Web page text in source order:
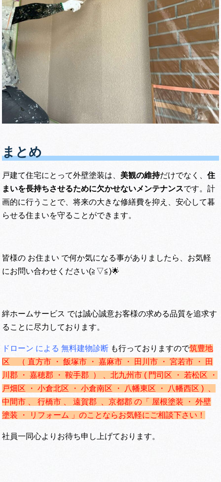
まとめ
戸建て住宅にとって外壁塗装は、美観の維持だけでなく、住
まいを長持ちさせるために欠かせないメンテナンスです。計
画的に行うことで、将来の大きな修繕費を抑え、安心して暮
らせる住まいを守ることができます。
皆様の お住まい で何か気になる事がありましたら、お気軽
にお問い合わせください(≧▽≦)🌟
絆ホームサービス では誠心誠意お客様の求める品質を追求す
ることに尽力しております。
ドローン による 無料建物診断 も行っておりますので筑豊地
区 （ 直方市 ・ 飯塚市 ・ 嘉麻市 ・ 田川市 ・ 宮若市 ・ 田
川郡 ・ 嘉穂郡 ・ 鞍手郡 ） 、北九州市 ( 門司区 ・ 若松区 ・
戸畑区 ・ 小倉北区 ・ 小倉南区 ・ 八幡東区 ・ 八幡西区 ) 、
中間市 、 行橋市 、 遠賀郡 、京都郡 の「 屋根塗装 ・ 外壁
塗装 ・ リフォーム 」のことならお気軽にご相談下さい！
社員一同心よりお待ち申し上げております。